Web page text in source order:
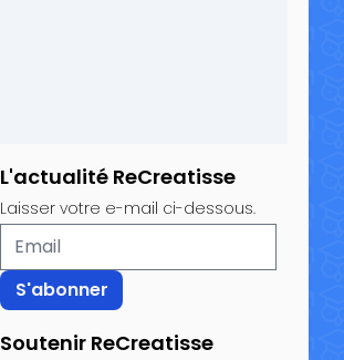
L'actualité ReCreatisse
Laisser votre e-mail ci-dessous.
Soutenir ReCreatisse